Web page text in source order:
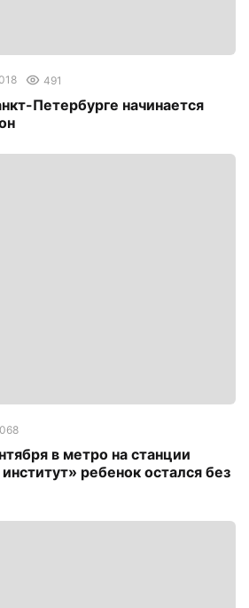
491
Петербурге начинается
в метро на станции
ребенок остался без